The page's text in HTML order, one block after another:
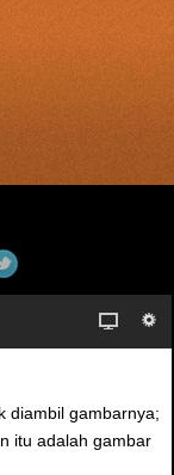
diambil gambarnya;
itu adalah gambar